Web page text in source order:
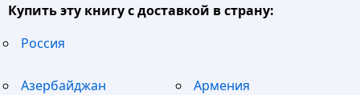
Купить эту книгу с доставкой в страну:
Россия
Азербайджан Армения